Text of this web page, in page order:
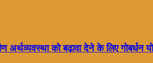
को बढ़ावा देने के लिए गोबर्धन